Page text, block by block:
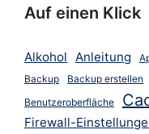
Auf einen Klick
Alkohol Anleitung
Backup
Backup erstellen
Benutzeroberfläche
Firewall-